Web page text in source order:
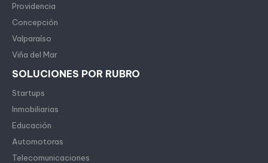
Providencia
Concepción
Valparaíso
Viña del Mar
SOLUCIONES POR RUBRO
Startups
Inmobiliarias
Educación
Automotoras
Telecomunicaciones